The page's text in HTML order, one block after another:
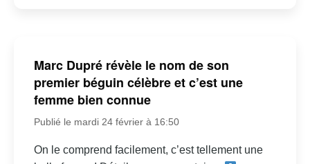
Marc Dupré révèle le nom de son
premier béguin célèbre et c’est une
femme bien connue
Publié le mardi 24 février à 16:50
On le comprend facilement, c’est tellement une